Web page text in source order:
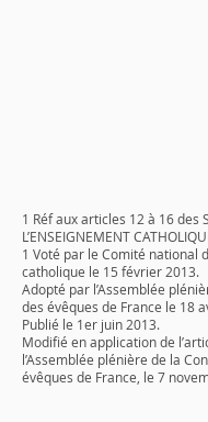
1 Réf aux articles 12 à 16 des
L’ENSEIGNEMENT
1 Voté par le Comité national
catholique le 15 février 2013.
Adopté par l’Assemblée
des évêques de France le 18
Publié le 1er juin 2013.
Modifié en application de
l’Assemblée plénière de la
évêques de France, le 7